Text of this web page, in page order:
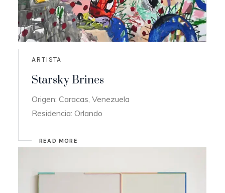
ARTISTA
Starsky Brines
Origen: Caracas, Venezuela
Residencia: Orlando
READ MORE